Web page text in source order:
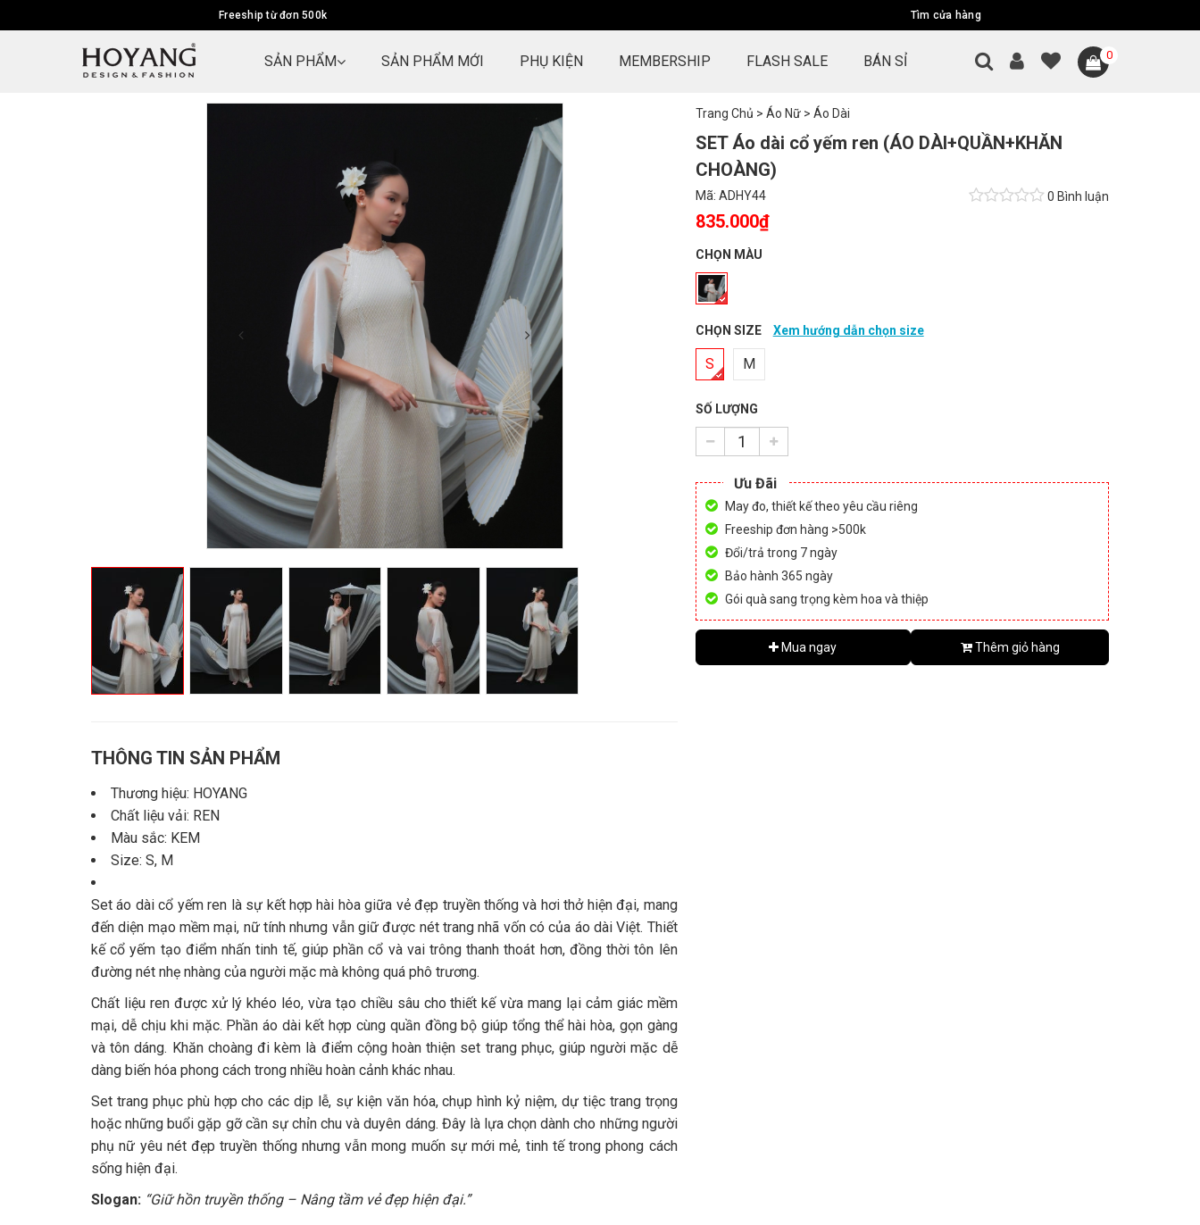
Freeship từ đơn 500k Tìm cửa hàng
SẢN PHẨM SẢN PHẨM MỚI PHỤ KIỆN MEMBERSHIP FLASH SALE BÁN SỈ 0
Trang Chủ > Áo Nữ> Áo Dài
SET Áo dài cổ yếm ren (ÁO DÀI+QUẦN+KHĂN
CHOÀNG)
Mã: ADHY44 0 Bình luận
835.000₫
CHỌN MÀU
CHỌN SIZE Xem hướng dẫn chọn size
S M
SỐ LƯỢNG
Ưu Đãi
May đo, thiết kế theo yêu cầu riêng
Freeship đơn hàng >500k
Đổi/trả trong 7 ngày
Bảo hành 365 ngày
Gói quà sang trọng kèm hoa và thiệp
Mua ngay Thêm giỏ hàng
THÔNG TIN SẢN PHẨM
Thương hiệu: HOYANG
Chất liệu vải: REN
Màu sắc: KEM
Size: S, M
Set áo dài cổ yếm ren là sự kết hợp hài hòa giữa vẻ đẹp truyền thống và hơi thở hiện đại, mang
đến diện mạo mềm mại, nữ tính nhưng vẫn giữ được nét trang nhã vốn có của áo dài Việt. Thiết
kế cổ yếm tạo điểm nhấn tinh tế, giúp phần cổ và vai trông thanh thoát hơn, đồng thời tôn lên
đường nét nhẹ nhàng của người mặc mà không quá phô trương.
Chất liệu ren được xử lý khéo léo, vừa tạo chiều sâu cho thiết kế vừa mang lại cảm giác mềm
mại, dễ chịu khi mặc. Phần áo dài kết hợp cùng quần đồng bộ giúp tổng thể hài hòa, gọn gàng
và tôn dáng. Khăn choàng đi kèm là điểm cộng hoàn thiện set trang phục, giúp người mặc dễ
dàng biến hóa phong cách trong nhiều hoàn cảnh khác nhau.
Set trang phục phù hợp cho các dịp lễ, sự kiện văn hóa, chụp hình kỷ niệm, dự tiệc trang trọng
hoặc những buổi gặp gỡ cần sự chỉn chu và duyên dáng. Đây là lựa chọn dành cho những người
phụ nữ yêu nét đẹp truyền thống nhưng vẫn mong muốn sự mới mẻ, tinh tế trong phong cách
sống hiện đại.
Slogan: “Giữ hồn truyền thống – Nâng tầm vẻ đẹp hiện đại.”